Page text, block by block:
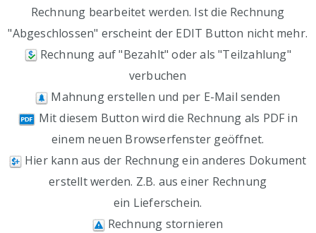
Rechnung bearbeitet werden. Ist die Rechnung
"Abgeschlossen" erscheint der EDIT Button nicht mehr.
Rechnung auf "Bezahlt" oder als "Teilzahlung"
verbuchen
Mahnung erstellen und per E-Mail senden
Mit diesem Button wird die Rechnung als PDF in
einem neuen Browserfenster geöffnet.
Hier kann aus der Rechnung ein anderes Dokument
erstellt werden. Z.B. aus einer Rechnung
ein Lieferschein.
Rechnung stornieren